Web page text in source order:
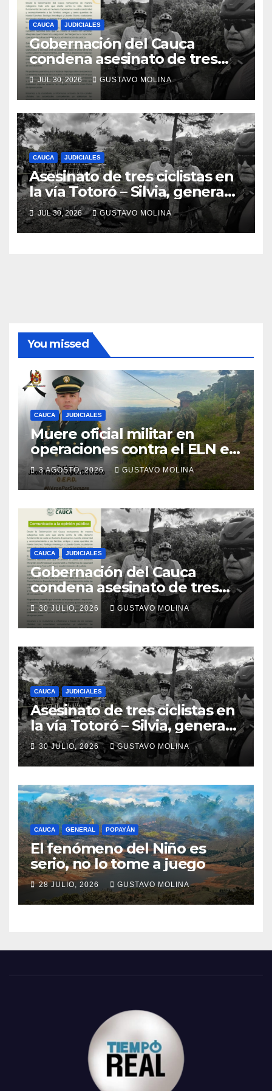
CAUCA JUDICIALES
Gobernación del Cauca
condena asesinato de tres
ciudadanos y exige medidas
urgentes al Gobierno
Nacional
JUL 30, 2026 GUSTAVO MOLINA
CAUCA JUDICIALES
Asesinato de tres ciclistas en
la vía Totoró – Silvia, genera
consternación en el Cauca
JUL 30, 2026 GUSTAVO MOLINA
You missed
CAUCA JUDICIALES
Muere oficial militar en
operaciones contra el ELN en
el sur del Cauca
3 AGOSTO, 2026 GUSTAVO MOLINA
CAUCA JUDICIALES
Gobernación del Cauca
condena asesinato de tres
ciudadanos y exige medidas
urgentes al Gobierno
Nacional
30 JULIO, 2026 GUSTAVO MOLINA
CAUCA JUDICIALES
Asesinato de tres ciclistas en
la vía Totoró – Silvia, genera
consternación en el Cauca
30 JULIO, 2026 GUSTAVO MOLINA
CAUCA GENERAL POPAYÁN
El fenómeno del Niño es
serio, no lo tome a juego
28 JULIO, 2026 GUSTAVO MOLINA